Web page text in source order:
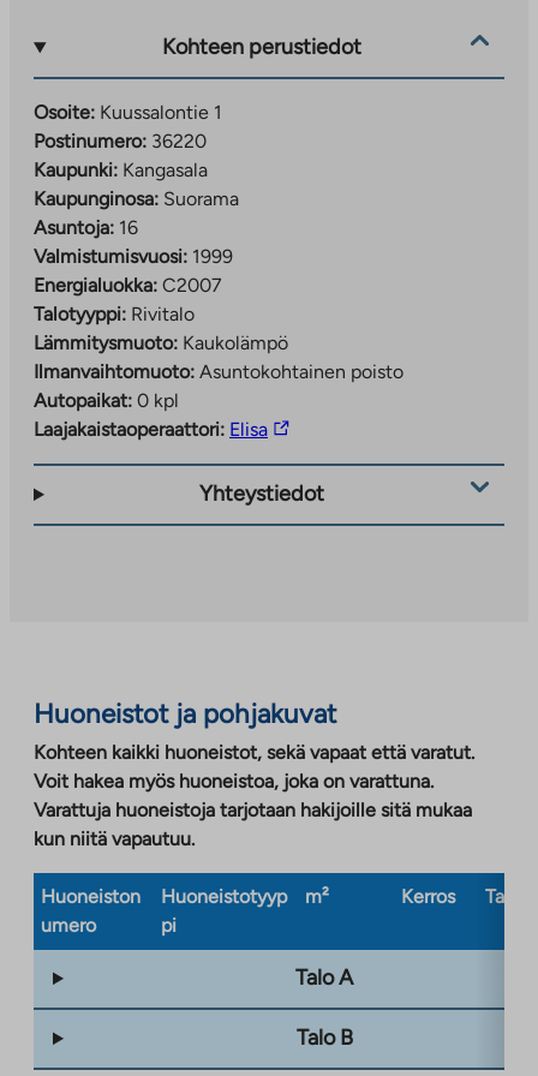
Kohteen perustiedot
Osoite: Kuussalontie 1
Postinumero: 36220
Kaupunki: Kangasala
Kaupunginosa: Suorama
Asuntoja: 16
Valmistumisvuosi: 1999
Energialuokka: C2007
Talotyyppi: Rivitalo
Lämmitysmuoto: Kaukolämpö
Ilmanvaihtomuoto: Asuntokohtainen poisto
Autopaikat: 0 kpl
Laajakaistaoperaattori: ElisaLinkki
ulkopuoliseen
Yhteystiedot
Huoneistot ja pohjakuvat
Kohteen kaikki huoneistot, sekä vapaat että varatut.
Voit hakea myös huoneistoa, joka on varattuna.
Varattuja huoneistoja tarjotaan hakijoille sitä mukaa
kun niitä vapautuu.
Huoneiston
umero
Huoneistotyyp
pi
m² Kerros
Talo A
Talo B